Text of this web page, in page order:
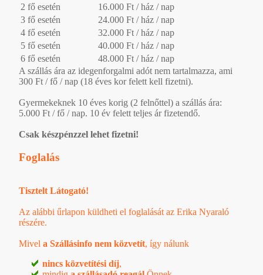
2 fő esetén
16.000 Ft / ház / nap
3 fő esetén
24.000 Ft / ház / nap
4 fő esetén
32.000 Ft / ház / nap
5 fő esetén
40.000 Ft / ház / nap
6 fő esetén
48.000 Ft / ház / nap
A szállás ára az idegenforgalmi adót nem tartalmazza, ami
300 Ft / fő / nap (18 éves kor felett kell fizetni).
Gyermekeknek 10 éves korig (2 felnőttel) a szállás ára:
5.000 Ft / fő / nap. 10 év felett teljes ár fizetendő.
Csak készpénzzel lehet fizetni!
Foglalás
Tisztelt Látogató!
Az alábbi űrlapon küldheti el foglalását az Erika Nyaraló
részére.
Mivel a Szállásinfo nem közvetít, így nálunk
nincs közvetítési díj,